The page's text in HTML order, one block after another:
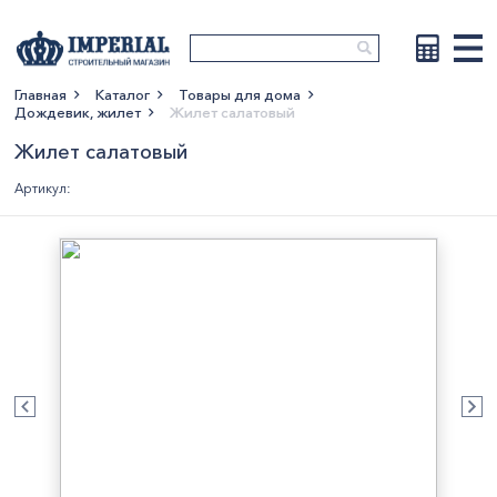
Главная Каталог
Товары для дома
Дождевик, жилет
Жилет салатовый
Жилет салатовый
Артикул: